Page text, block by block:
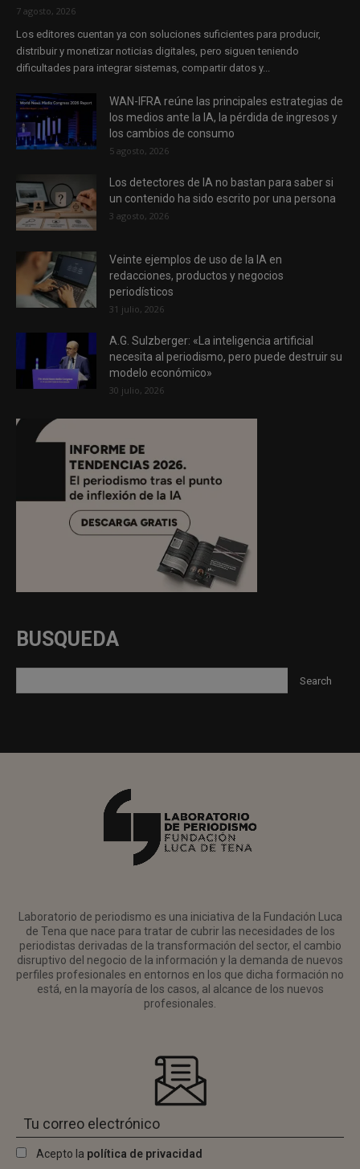
7 agosto, 2026
Los editores cuentan ya con soluciones suficientes para producir,
distribuir y monetizar noticias digitales, pero siguen teniendo
dificultades para integrar sistemas, compartir datos y...
WAN-IFRA reúne las principales estrategias de
los medios ante la IA, la pérdida de ingresos y
los cambios de consumo
5 agosto, 2026
Los detectores de IA no bastan para saber si
un contenido ha sido escrito por una persona
3 agosto, 2026
Veinte ejemplos de uso de la IA en
redacciones, productos y negocios
periodísticos
31 julio, 2026
A.G. Sulzberger: «La inteligencia artificial
necesita al periodismo, pero puede destruir su
modelo económico»
30 julio, 2026
BUSQUEDA
Laboratorio de periodismo es una iniciativa de la Fundación Luca
de Tena que nace para tratar de cubrir las necesidades de los
periodistas derivadas de la transformación del sector, el cambio
disruptivo del negocio de la información y la demanda de nuevos
perfiles profesionales en entornos en los que dicha formación no
está, en la mayoría de los casos, al alcance de los nuevos
profesionales.
Acepto la política de privacidad